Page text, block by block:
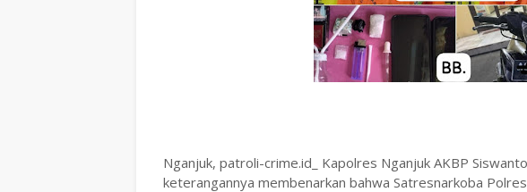
Nganjuk, patroli-crime.id_ Kapolres Nganjuk AKBP
keterangannya membenarkan bahwa Satresnarkoba